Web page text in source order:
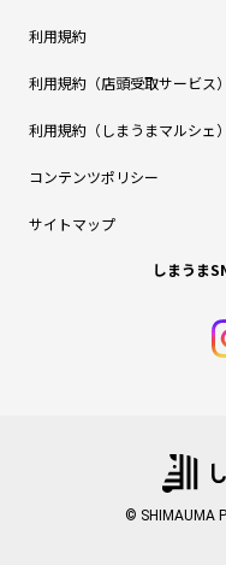
利用規約
利用規約（店頭受取サービス）
利用規約（しまうまマルシェ）
コンテンツポリシー
サイトマップ
しまうま
© SHIMAUMA